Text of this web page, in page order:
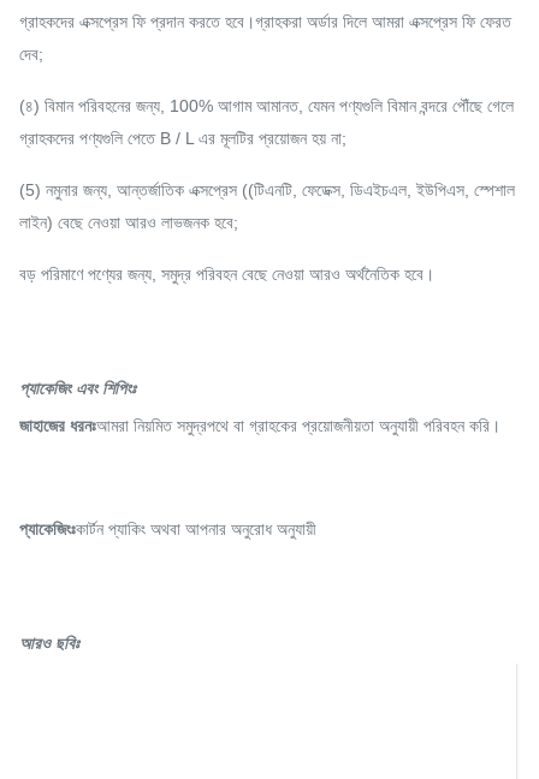
গ্রাহকদের এক্সপ্রেস ফি প্রদান করতে হবে।গ্রাহকরা অর্ডার দিলে আমরা এক্সপ্রেস ফি ফেরত
দেব;
(৪) বিমান পরিবহনের জন্য, 100% আগাম আমানত, যেমন পণ্যগুলি বিমান বন্দরে পৌঁছে গেলে
গ্রাহকদের পণ্যগুলি পেতে B / L এর মূলটির প্রয়োজন হয় না;
(5) নমুনার জন্য, আন্তর্জাতিক এক্সপ্রেস ((টিএনটি, ফেডেক্স, ডিএইচএল, ইউপিএস, স্পেশাল
লাইন) বেছে নেওয়া আরও লাভজনক হবে;
বড় পরিমাণে পণ্যের জন্য, সমুদ্র পরিবহন বেছে নেওয়া আরও অর্থনৈতিক হবে।
প্যাকেজিং এবং শিপিংঃ
জাহাজের ধরনঃআমরা নিয়মিত সমুদ্রপথে বা গ্রাহকের প্রয়োজনীয়তা অনুযায়ী পরিবহন করি।
প্যাকেজিংঃকার্টন প্যাকিং অথবা আপনার অনুরোধ অনুযায়ী
আরও ছবিঃ